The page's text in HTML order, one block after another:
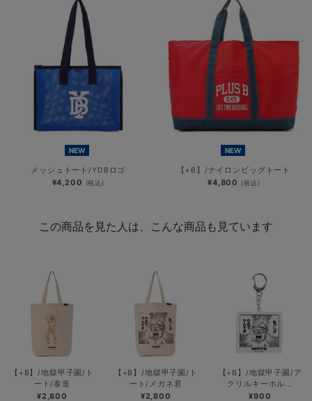
NEW
メッシュトート/YDBロゴ
¥4,200 (税込)
NEW
【+B】/ナイロンビッグトート
¥4,800 (税込)
この商品を見た人は、こんな商品も見ています
【+B】/地獄甲子園/ト
ート/泰造
¥2,800
【+B】/地獄甲子園/ト
ート/メガネ君
¥2,800
【+B】/地獄甲子園/ア
クリルキーホル...
¥900